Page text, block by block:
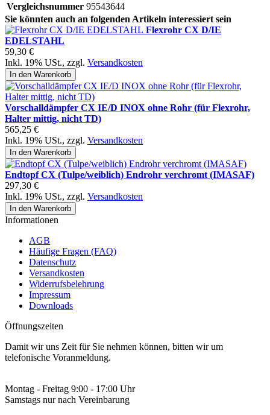
Vergleichsnummer 95543644
Sie könnten auch an folgenden Artikeln interessiert sein
Flexrohr CX D/IE
EDELSTAHL
59,30 €
Inkl. 19% USt., zzgl. Versandkosten
In den Warenkorb
Vorschalldämpfer CX IE/D INOX ohne Rohr (für Flexrohr,
Halter mittig, nicht TD)
565,25 €
Inkl. 19% USt., zzgl. Versandkosten
In den Warenkorb
Endtopf CX (Tulpe/weiblich) Endrohr verchromt (IMASAF)
297,30 €
Inkl. 19% USt., zzgl. Versandkosten
In den Warenkorb
Informationen
AGB
Häufige Fragen (FAQ)
Datenschutz
Versandkosten
Widerrufsbelehrung
Impressum
Downloads
Öffnungszeiten
Damit wir uns Zeit für Sie nehmen können, bitten wir um
telefonische Voranmeldung.
Montag - Freitag 9:00 - 17:00 Uhr
Samstags nur nach Vereinbarung